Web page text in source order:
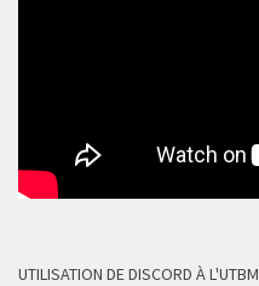
UTILISATION DE DISCORD À L'UTBM